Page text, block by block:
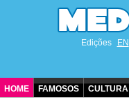
Edições EN
HOME FAMOSOS CULTURA